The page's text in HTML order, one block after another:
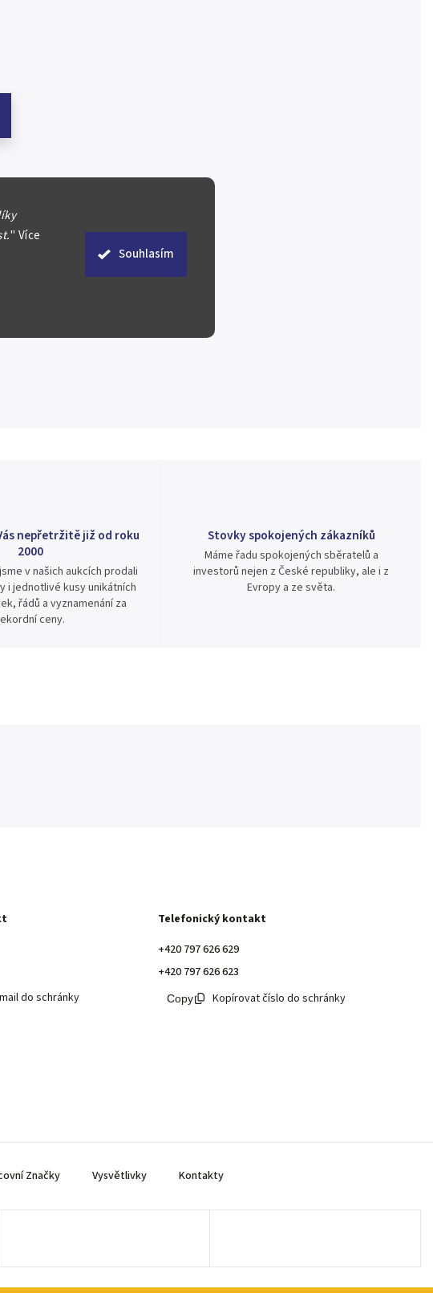
" Více
Souhlasím
nepřetržitě již od roku
2000
v našich aukcích prodali
i jednotlivé kusy unikátních
řádů a vyznamenání za
ceny.
Stovky spokojených zákazníků
Máme řadu spokojených sběratelů a
investorů nejen z České republiky, ale i z
Evropy a ze světa.
do schránky
Telefonický kontakt
+420 797 626 629
+420 797 626 623
Kopírovat číslo do schránky
Značky Vysvětlivky Kontakty